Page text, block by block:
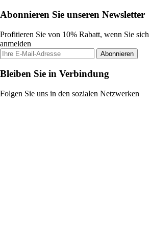
Abonnieren Sie unseren Newsletter
Profitieren Sie von 10% Rabatt, wenn Sie
anmelden
Abonnieren
Bleiben Sie in Verbindung
Folgen Sie uns in den sozialen Netzwerken